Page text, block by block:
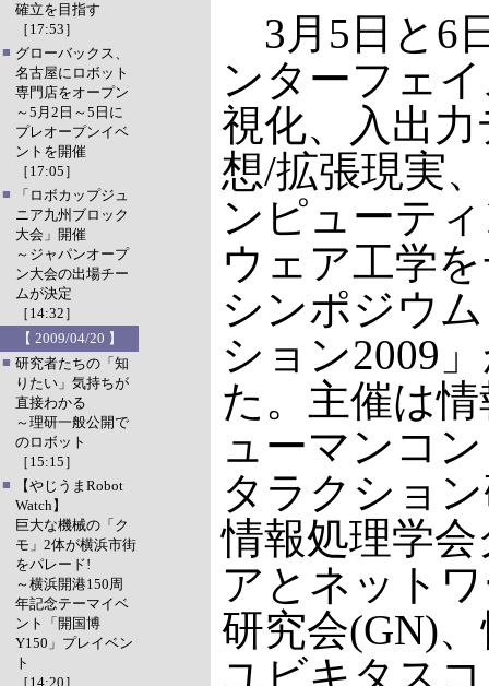
確立を目指す
［17:53］
■ グローバックス、
名古屋にロボット
専門店をオープン
～5月2日～5日に
プレオープンイベ
ントを開催
［17:05］
■
「ロボカップジュ
ニア九州ブロック
大会」開催
～ジャパンオープ
ン大会の出場チー
ムが決定
［14:32］
【 2009/04/20 】
■ 研究者たちの「知
りたい」気持ちが
直接わかる
～理研一般公開で
のロボット
［15:15］
■
【やじうまRobot
Watch】
巨大な機械の「ク
モ」2体が横浜市街
をパレード!
～横浜開港150周
年記念テーマイベ
ント「開国博
Y150」プレイベン
ト
［14:20］
3月5日と6
ンターフェ
視化、入出
想/拡張現実
ンピューテ
ウェア工学
シンポジウ
ション2009
た。主催は
ューマンコ
タラクショ
情報処理学
アとネット
研究会(GN)
ユビキタス